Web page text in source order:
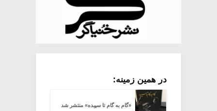
در همین زمینه:
«گام به گام تا سپیده» منتشر شد